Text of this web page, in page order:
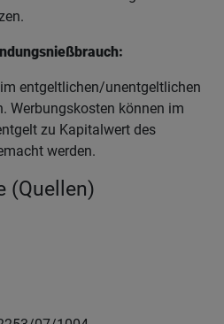
entgeltlichen/unentgeltlichen
Werbungskosten können im
zu Kapitalwert des
werden.
(Quellen)